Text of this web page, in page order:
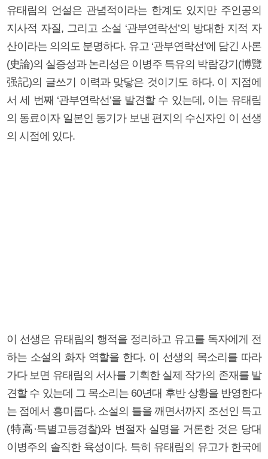
유태림의 언설은 관념적이라는 한계도 있지만 주인공의
지사적 자질, 그리고 소설 ‘관부연락선’의 방대한 지적 자
산이라는 의의도 분명하다. 유고 ‘관부연락선’에 담긴 사론
(史論)의 실증성과 논리성은 이병주 특유의 박람강기(博覽
强記)의 글쓰기 이력과 맞닿은 것이기도 하다. 이 지점에
서 세 번째 ‘관부연락선’을 발견할 수 있는데, 이는 유태림
의 동료이자 일본인 동기가 보낸 편지의 수신자인 이 선생
의 시점에 있다.
이 선생은 유태림의 행적을 정리하고 유고를 독자에게 전
하는 소설의 화자 역할을 한다. 이 선생의 목소리를 따라
가다 보면 유태림의 서사를 기획한 실제 작가의 존재를 발
견할 수 있는데 그 목소리는 60년대 후반 상황을 반영한다
는 점에서 흥미롭다. 소설의 틀을 깨면서까지 조선인 특고
(特高·특별고등경찰)와 변절자 실명을 거론한 것은 당대
이병주의 솔직한 육성이다. 특히 유태림의 유고가 한국에